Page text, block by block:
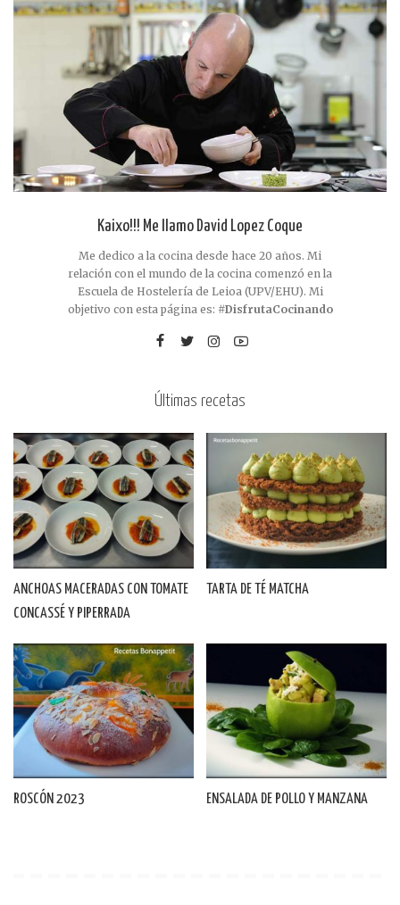
Kaixo!!! Me llamo David Lopez Coque
Me dedico a la cocina desde hace 20 años. Mi
relación con el mundo de la cocina comenzó en la
Escuela de Hostelería de Leioa (UPV/EHU). Mi
objetivo con esta página es: #DisfrutaCocinando
Últimas recetas
ANCHOAS MACERADAS CON TOMATE
CONCASSÉ Y PIPERRADA
TARTA DE TÉ MATCHA
ROSCÓN 2023 ENSALADA DE POLLO Y MANZANA